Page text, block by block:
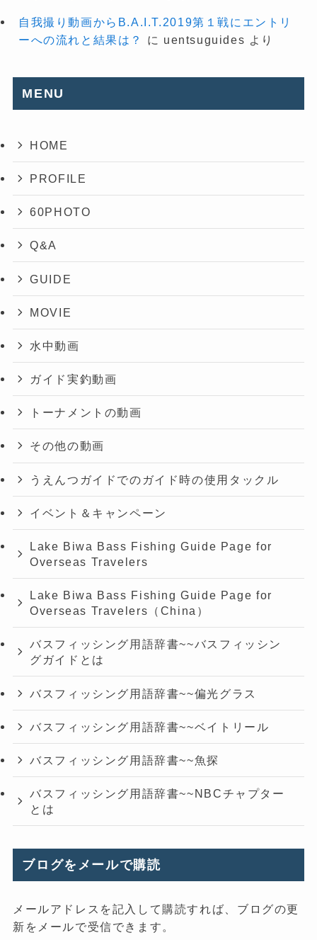
自我撮り動画からB.A.I.T.2019第１戦にエントリ
ーへの流れと結果は？
に uentsuguides より
MENU
HOME
PROFILE
60PHOTO
Q&A
GUIDE
MOVIE
水中動画
ガイド実釣動画
トーナメントの動画
その他の動画
うえんつガイドでのガイド時の使用タックル
イベント＆キャンペーン
Lake Biwa Bass Fishing Guide Page for
Overseas Travelers
Lake Biwa Bass Fishing Guide Page for
Overseas Travelers（China）
バスフィッシング用語辞書~~バスフィッシン
グガイドとは
バスフィッシング用語辞書~~偏光グラス
バスフィッシング用語辞書~~ベイトリール
バスフィッシング用語辞書~~魚探
バスフィッシング用語辞書~~NBCチャプター
とは
ブログをメールで購読
メールアドレスを記入して購読すれば、ブログの更
新をメールで受信できます。